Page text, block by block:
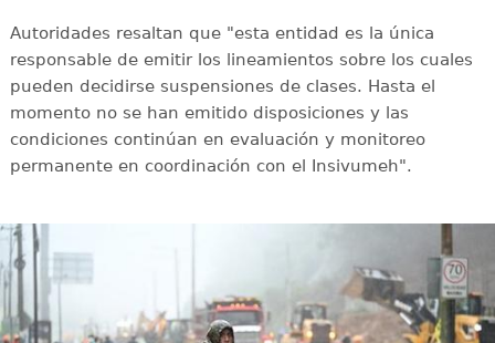
Autoridades resaltan que "esta entidad es la única
responsable de emitir los lineamientos sobre los cuales
pueden decidirse suspensiones de clases. Hasta el
momento no se han emitido disposiciones y las
condiciones continúan en evaluación y monitoreo
permanente en coordinación con el Insivumeh".